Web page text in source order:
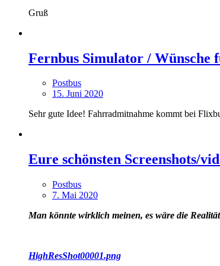
Gruß
Fernbus Simulator / Wünsche
Postbus
15. Juni 2020
Sehr gute Idee! Fahrradmitnahme kommt bei
Eure schönsten Screenshots/
Postbus
7. Mai 2020
Man könnte wirklich meinen, es wäre die
HighResShot00001.png